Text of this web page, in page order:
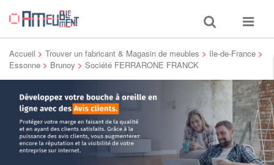
Toggle
search
Toggle
Accueil > Trouver un fabricant & Magasin de meubles > Ile-de-France >
Essonne > Brunoy > Société FERRARONE FRANCK